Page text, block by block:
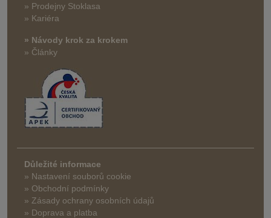
» Prodejny Stoklasa
» Kariéra
» Návody krok za krokem
» Články
Důležité informace
» Nastavení souborů cookie
» Obchodní podmínky
» Zásady ochrany osobních údajů
» Doprava a platba